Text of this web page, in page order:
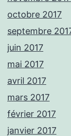
octobre 2017
septembre
juin 2017
mai 2017
avril 2017
mars 2017
février 2017
janvier 2017